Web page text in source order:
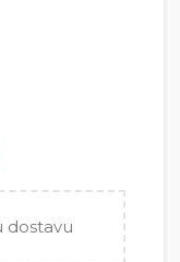
dostavu